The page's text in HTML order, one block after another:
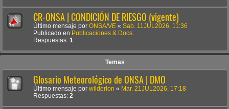
CR-ONSA | CONDICIÓN DE RIESGO (vigente)
Último mensaje por ONSA/VE « Sab. 11JUL2026, 11:36
Publicado en Publicaciones & Docs.
Respuestas: 1
Temas
Glosario Meteorológico de ONSA | DMO
Último mensaje por wilderlon « Mar. 21JUL2026, 17:18
Respuestas: 2